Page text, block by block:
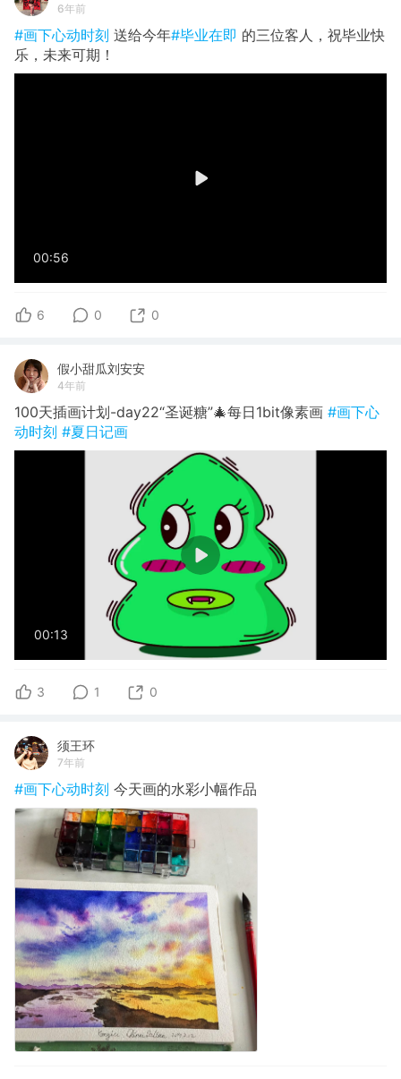
6年前
#画下心动时刻 送给今年#毕业在即 的三位客人，祝毕业快
乐，未来可期！
00:56
6 0 0
假小甜瓜刘安安
4年前
100天插画计划-day22“圣诞糖”🎄每日1bit像素画 #画下心
动时刻 #夏日记画
00:13
3 1 0
须王环
7年前
#画下心动时刻 今天画的水彩小幅作品